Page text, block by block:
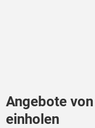
Angebote
einholen